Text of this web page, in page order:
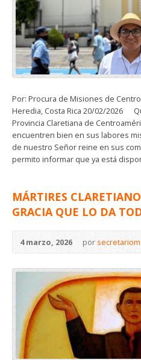
Por: Procura de Misiones de
Heredia, Costa Rica 20/02/2026
Provincia Claretiana de
encuentren bien en sus labores
de nuestro Señor reine en sus
permito informar que ya está
MÁRTIRES
GRACIA QUE LO DA
4 marzo, 2026 por